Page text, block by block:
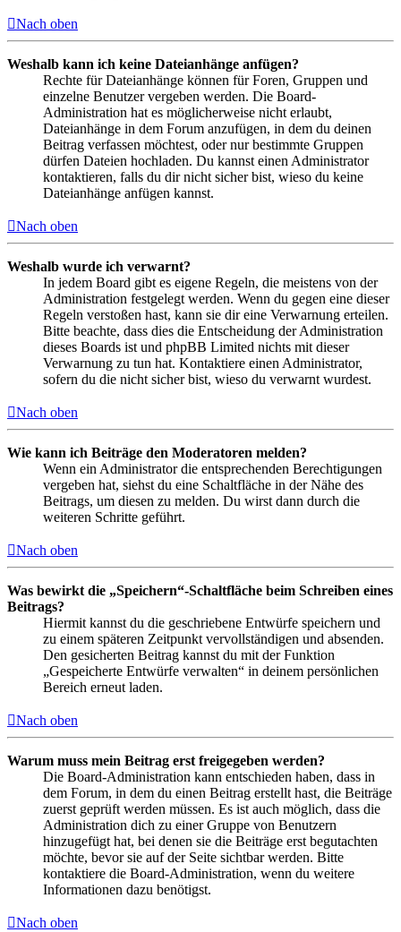
Nach oben
Weshalb kann ich keine Dateianhänge anfügen?
Rechte für Dateianhänge können für Foren, Gruppen und
einzelne Benutzer vergeben werden. Die Board-
Administration hat es möglicherweise nicht erlaubt,
Dateianhänge in dem Forum anzufügen, in dem du deinen
Beitrag verfassen möchtest, oder nur bestimmte Gruppen
dürfen Dateien hochladen. Du kannst einen Administrator
kontaktieren, falls du dir nicht sicher bist, wieso du keine
Dateianhänge anfügen kannst.
Nach oben
Weshalb wurde ich verwarnt?
In jedem Board gibt es eigene Regeln, die meistens von der
Administration festgelegt werden. Wenn du gegen eine dieser
Regeln verstoßen hast, kann sie dir eine Verwarnung erteilen.
Bitte beachte, dass dies die Entscheidung der Administration
dieses Boards ist und phpBB Limited nichts mit dieser
Verwarnung zu tun hat. Kontaktiere einen Administrator,
sofern du die nicht sicher bist, wieso du verwarnt wurdest.
Nach oben
Wie kann ich Beiträge den Moderatoren melden?
Wenn ein Administrator die entsprechenden Berechtigungen
vergeben hat, siehst du eine Schaltfläche in der Nähe des
Beitrags, um diesen zu melden. Du wirst dann durch die
weiteren Schritte geführt.
Nach oben
Was bewirkt die „Speichern“-Schaltfläche beim Schreiben eines
Beitrags?
Hiermit kannst du die geschriebene Entwürfe speichern und
zu einem späteren Zeitpunkt vervollständigen und absenden.
Den gesicherten Beitrag kannst du mit der Funktion
„Gespeicherte Entwürfe verwalten“ in deinem persönlichen
Bereich erneut laden.
Nach oben
Warum muss mein Beitrag erst freigegeben werden?
Die Board-Administration kann entschieden haben, dass in
dem Forum, in dem du einen Beitrag erstellt hast, die Beiträge
zuerst geprüft werden müssen. Es ist auch möglich, dass die
Administration dich zu einer Gruppe von Benutzern
hinzugefügt hat, bei denen sie die Beiträge erst begutachten
möchte, bevor sie auf der Seite sichtbar werden. Bitte
kontaktiere die Board-Administration, wenn du weitere
Informationen dazu benötigst.
Nach oben